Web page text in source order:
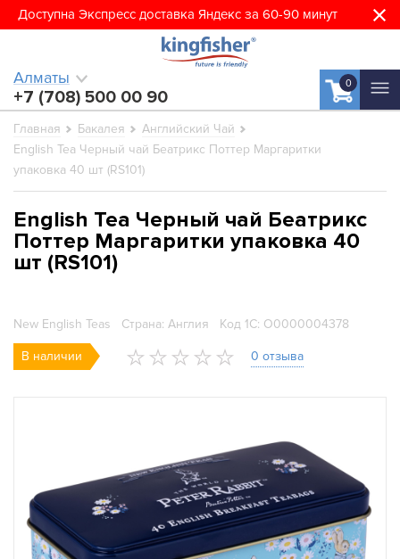
Доступна Экспресс доставка Яндекс за 60-90 минут
0
Алматы
+7 (708) 500 00 90
Главная Бакалея
Английский Чай
English Tea Черный чай Беатрикс Поттер Маргаритки
упаковка 40 шт (RS101)
English Tea Черный чай Беатрикс
Поттер Маргаритки упаковка 40
шт (RS101)
New English Teas Страна: Англия Код 1С: О0000004378
В наличии 0 отзыва